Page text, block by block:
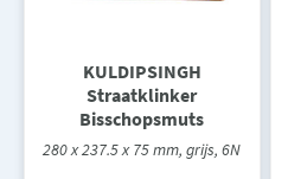
KULDIPSINGH
Straatklinker
Bisschopsmuts
280 x 237.5 x 75 mm, grijs, 6N